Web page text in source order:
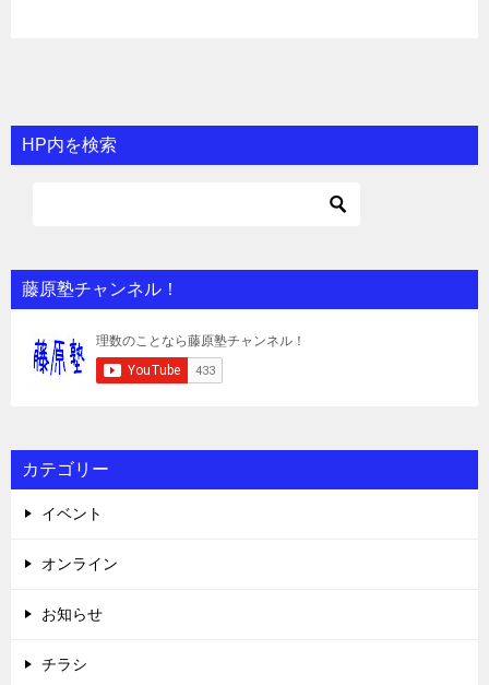
HP内を検索
藤原塾チャンネル！
カテゴリー
イベント
オンライン
お知らせ
チラシ